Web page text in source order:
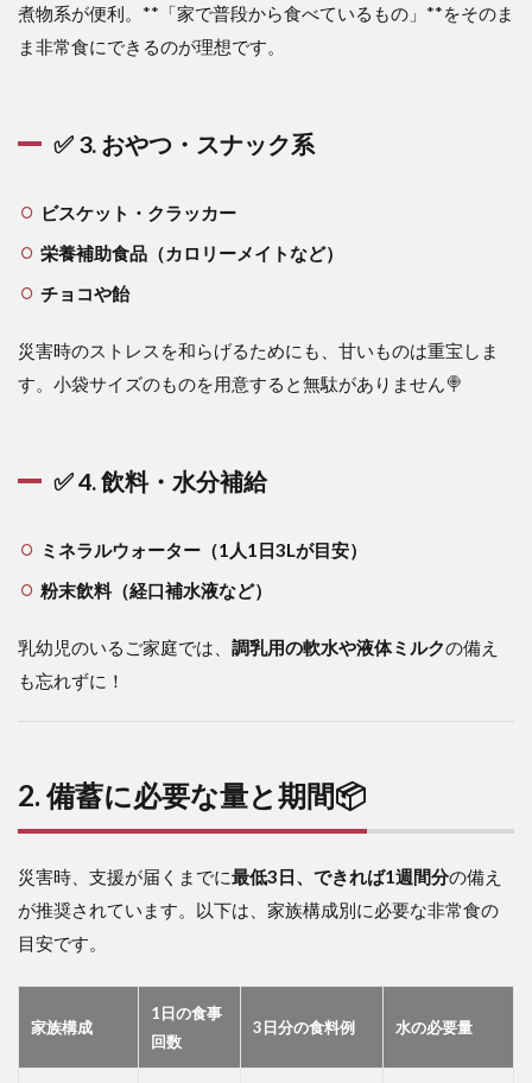
煮物系が便利。**「家で普段から食べているもの」**をそのま
ま非常食にできるのが理想です。
✅ 3. おやつ・スナック系
ビスケット・クラッカー
栄養補助食品（カロリーメイトなど）
チョコや飴
災害時のストレスを和らげるためにも、甘いものは重宝しま
す。小袋サイズのものを用意すると無駄がありません🍭
✅ 4. 飲料・水分補給
ミネラルウォーター（1人1日3Lが目安）
粉末飲料（経口補水液など）
乳幼児のいるご家庭では、 調乳用の軟水や液体ミルクの備え
も忘れずに！
2. 備蓄に必要な量と期間📦
災害時、支援が届くまでに最低3日、できれば1週間分の備え
が推奨されています。以下は、家族構成別に必要な非常食の
目安です。
家族構成
1日の食事
回数
3日分の食料例 水の必要量